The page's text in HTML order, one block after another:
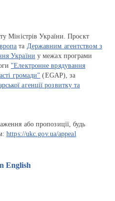
Міністрів України. Проєкт
та Державним агентством з
України у межах програми
"Електронне врядування
громади" (EGAP), за
агенції розвитку та
або пропозиції, будь
https://ukc.gov.ua/appeal
English